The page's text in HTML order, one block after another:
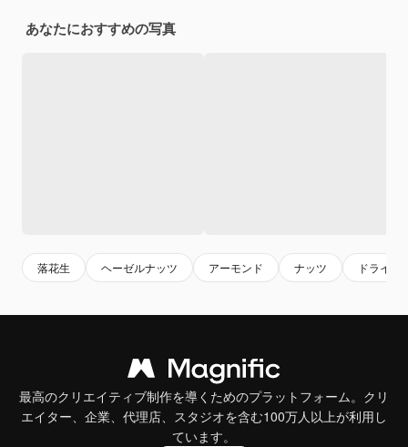
あなたにおすすめの写真
落花生 ヘーゼルナッツ アーモンド ナッツ ドライフ
最高のクリエイティブ制作を導くためのプラットフォーム。クリ
エイター、企業、代理店、スタジオを含む100万人以上が利用し
ています。